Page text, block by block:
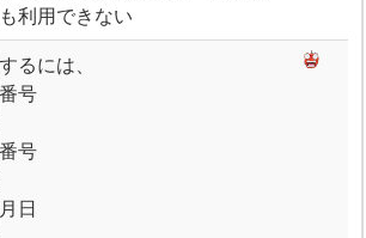
利用できない
るには、
号
号
日